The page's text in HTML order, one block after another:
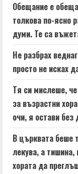
Обещание е
толкова по-ясно
думи. Те са
Не разбрах
просто не исках
Тя си мислеше,
за възрастни
очи, я остави без
В църквата беше
лекува, а тишина,
хората да